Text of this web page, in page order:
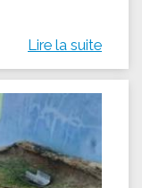
Lire la suite